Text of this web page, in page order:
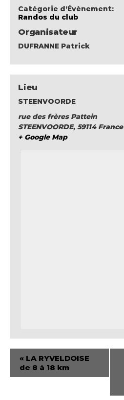
Catégorie d’Évènement:
Randos du club
Organisateur
DUFRANNE Patrick
Lieu
STEENVOORDE
rue des frères Pattein
STEENVOORDE, 59114 France
+ Google Map
« LA RYVELDOISE
de 8 à 18 km